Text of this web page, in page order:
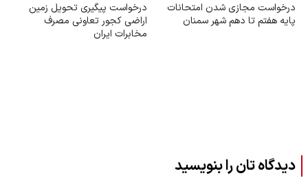
درخواست مجازی شدن امتحانات
پایه هفتم تا دهم شهر سمنان
درخواست پیگیری تحویل زمین
اراضی کجور تعاونی مصرف
مخابرات ایران
دیدگاه تان را بنویسید